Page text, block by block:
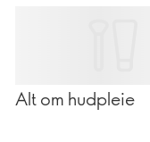
Alt om hudpleie